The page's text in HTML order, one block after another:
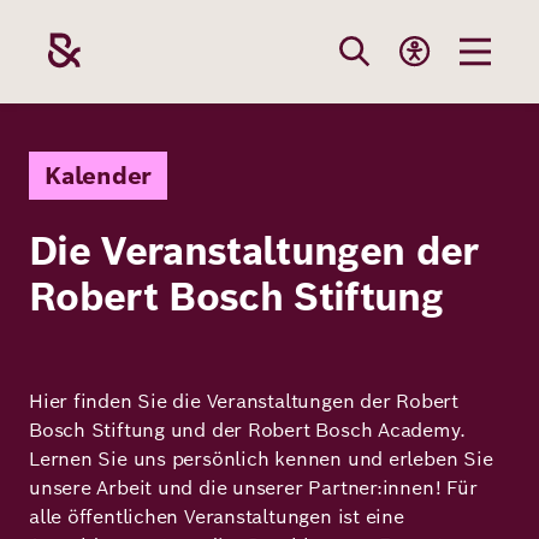
Inhalt
Stiftung
Themen
Förderung
Die Stiftung
Robert Bosch
Werte und
Haltung
Unsere
Themen
Gesundheit
Resilienz
Wie wir
Projekte
Aktuelle
Bei uns
Kalender
Die Veranstaltungen der
Robert Bosch Stiftung
Hier finden Sie die Veranstaltungen der Robert
Bosch Stiftung und der Robert Bosch Academy.
Lernen Sie uns persönlich kennen und erleben Sie
unsere Arbeit und die unserer Partner:innen! Für
alle öffentlichen Veranstaltungen ist eine